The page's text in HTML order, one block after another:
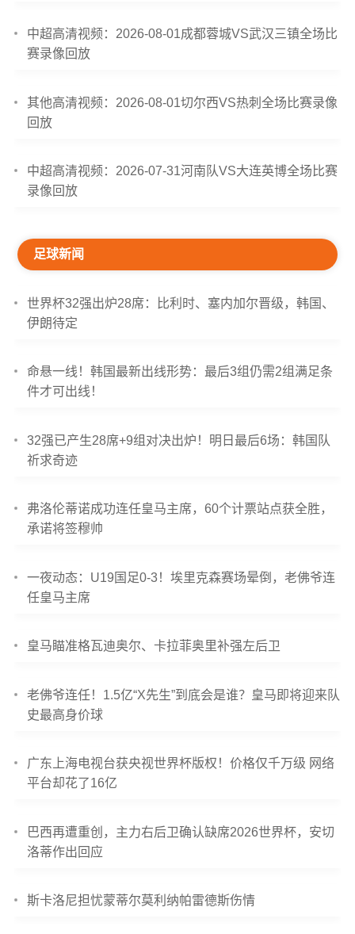
中超高清视频：2026-08-01成都蓉城VS武汉三镇全场比
赛录像回放
其他高清视频：2026-08-01切尔西VS热刺全场比赛录像
回放
中超高清视频：2026-07-31河南队VS大连英博全场比赛
录像回放
足球新闻
世界杯32强出炉28席：比利时、塞内加尔晋级，韩国、
伊朗待定
命悬一线！韩国最新出线形势：最后3组仍需2组满足条
件才可出线！
32强已产生28席+9组对决出炉！明日最后6场：韩国队
祈求奇迹
弗洛伦蒂诺成功连任皇马主席，60个计票站点获全胜，
承诺将签穆帅
一夜动态：U19国足0-3！埃里克森赛场晕倒，老佛爷连
任皇马主席
皇马瞄准格瓦迪奥尔、卡拉菲奥里补强左后卫
老佛爷连任！1.5亿“X先生”到底会是谁？皇马即将迎来队
史最高身价球
广东上海电视台获央视世界杯版权！价格仅千万级 网络
平台却花了16亿
巴西再遭重创，主力右后卫确认缺席2026世界杯，安切
洛蒂作出回应
斯卡洛尼担忧蒙蒂尔莫利纳帕雷德斯伤情